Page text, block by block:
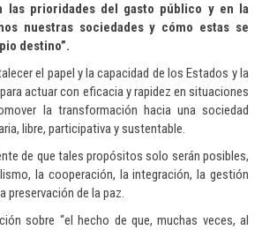
las prioridades del gasto público y en la
nuestras sociedades y cómo estas se
destino”.
el papel y la capacidad de los Estados y la
actuar con eficacia y rapidez en situaciones
la transformación hacia una sociedad
libre, participativa y sustentable.
de que tales propósitos solo serán posibles,
la cooperación, la integración, la gestión
preservación de la paz.
sobre “el hecho de que, muchas veces, al